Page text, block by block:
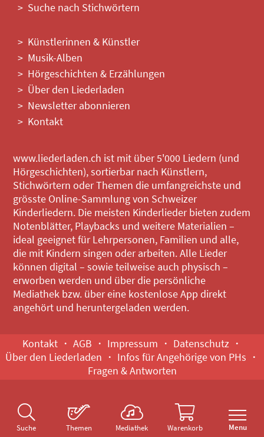
Suche Themen Mediathek Warenkorb Menu
Suche nach Stichwörtern
Künstlerinnen & Künstler
Musik-Alben
Hörgeschichten & Erzählungen
Über den Liederladen
Newsletter abonnieren
Kontakt
www.liederladen.ch ist mit über 5'000 Liedern (und
Hörgeschichten), sortierbar nach Künstlern,
Stichwörtern oder Themen die umfangreichste und
grösste Online-Sammlung von Schweizer
Kinderliedern. Die meisten Kinderlieder bieten zudem
Notenblätter, Playbacks und weitere Materialien –
ideal geeignet für Lehrpersonen, Familien und alle,
die mit Kindern singen oder arbeiten. Alle Lieder
können digital – sowie teilweise auch physisch –
erworben werden und über die persönliche
Mediathek bzw. über eine kostenlose App direkt
angehört und heruntergeladen werden.
Kontakt AGB Impressum
Datenschutz
Über den Liederladen
Infos für Angehörige von PHs
Fragen & Antworten